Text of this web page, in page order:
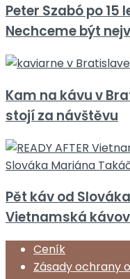
Peter Szabó po 15
Nechceme být
Kam na kávu v
stojí za návštěvu
Pět káv od
Vietnamská
Ceník
Zásady ochrany